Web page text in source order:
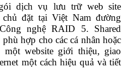
dịch vụ lưu trữ web site
đặt tại Việt Nam đường
nghệ RAID 5. Shared
hợp cho các cá nhân hoặc
website giới thiệu, giao
một cách hiệu quả và tiết